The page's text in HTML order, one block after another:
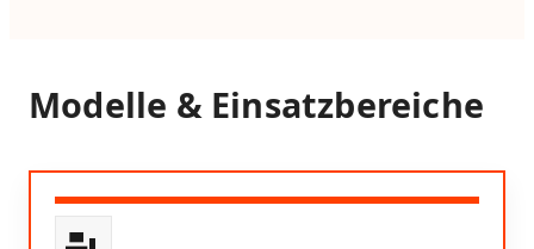
Modelle & Einsatzbereiche